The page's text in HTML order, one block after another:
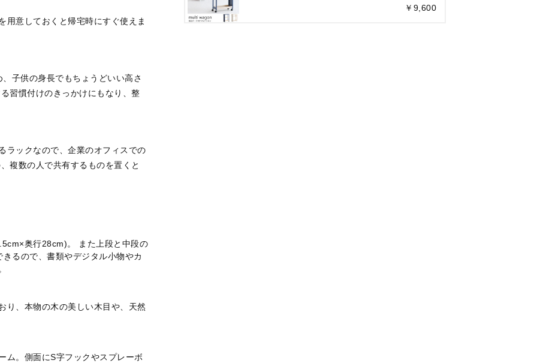
用意しておくと帰宅時にすぐ使えま
子供の身長でもちょうどいい高さ
習慣付けのきっかけにもなり、整
ラックなので、企業のオフィスでの
複数の人で共有するものを置くと
奥行28cm)。 また上段と中段の
るので、書類やデジタル小物やカ
り、本物の木の美しい木目や、天然
ム。側面にS字フックやスプレーボ
￥9,600